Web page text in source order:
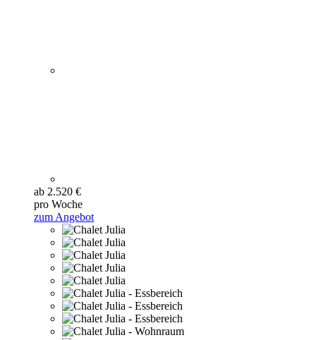
ab 2.520 €
pro Woche
zum Angebot